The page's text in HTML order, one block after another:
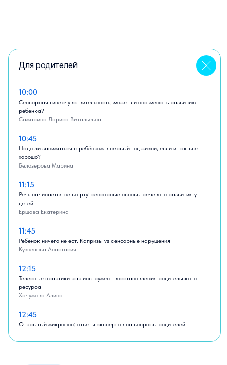
Для родителей
10:00
Сенсорная гиперчувствительность, может ли она мешать развитию
ребенка?
Самарина Лариса Витальевна
10:45
Надо ли заниматься с ребёнком в первый год жизни, если и так все
хорошо?
Белозерова Марина
11:15
Речь начинается не во рту: сенсорные основы речевого развития у
детей
Ершова Екатерина
11:45
Ребенок ничего не ест. Капризы vs сенсорные нарушения
Кузнецова Анастасия
12:15
Телесные практики как инструмент восстановления родительского
ресурса
Хачумова Алина
12:45
Открытый микрофон: ответы экспертов на вопросы родителей